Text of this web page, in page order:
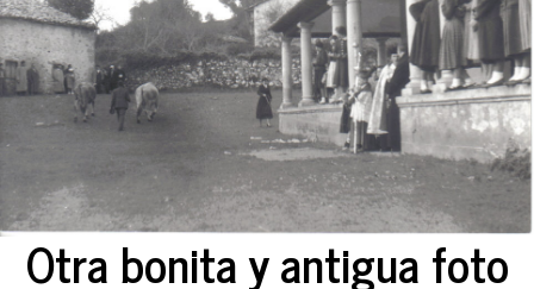
Otra bonita y antigua foto